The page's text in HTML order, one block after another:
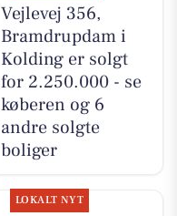
Vejlevej 356,
Bramdrupdam i
Kolding er solgt
for 2.250.000 - se
køberen og 6
andre solgte
boliger
LOKALT NYT